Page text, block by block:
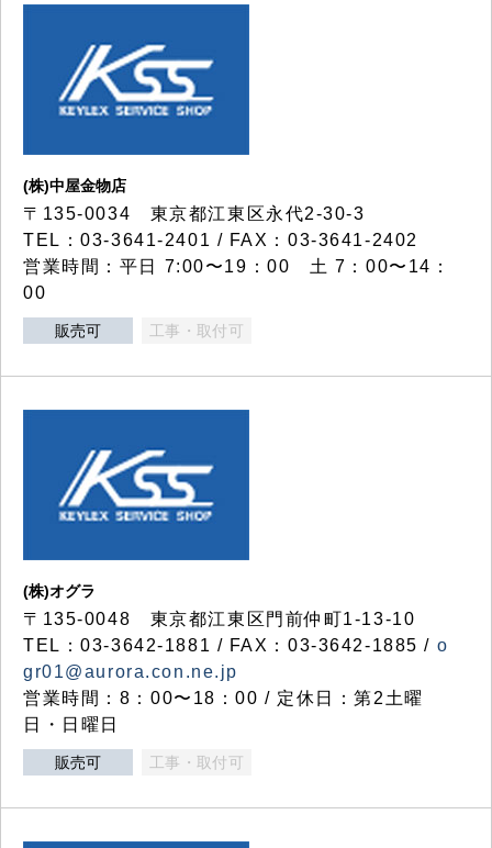
(株)中屋金物店
〒135-0034 東京都江東区永代2-30-3
TEL：03-3641-2401 / FAX：03-3641-2402
営業時間：平日 7:00〜19：00 土 7：00〜14：
00
販売可 工事・取付可
(株)オグラ
〒135-0048 東京都江東区門前仲町1-13-10
TEL：03-3642-1881 / FAX：03-3642-1885 / o
gr01@aurora.con.ne.jp
営業時間：8：00〜18：00 / 定休日：第2土曜
日・日曜日
販売可 工事・取付可